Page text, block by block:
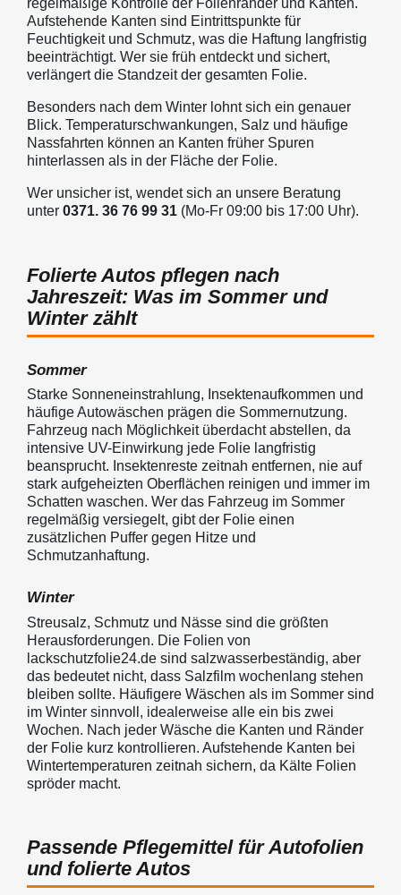
regelmäßige Kontrolle der Folienränder und Kanten.
Aufstehende Kanten sind Eintrittspunkte für
Feuchtigkeit und Schmutz, was die Haftung langfristig
beeinträchtigt. Wer sie früh entdeckt und sichert,
verlängert die Standzeit der gesamten Folie.
Besonders nach dem Winter lohnt sich ein genauer
Blick. Temperaturschwankungen, Salz und häufige
Nassfahrten können an Kanten früher Spuren
hinterlassen als in der Fläche der Folie.
Wer unsicher ist, wendet sich an unsere Beratung
unter 0371. 36 76 99 31 (Mo-Fr 09:00 bis 17:00 Uhr).
Folierte Autos pflegen nach
Jahreszeit: Was im Sommer und
Winter zählt
Sommer
Starke Sonneneinstrahlung, Insektenaufkommen und
häufige Autowäschen prägen die Sommernutzung.
Fahrzeug nach Möglichkeit überdacht abstellen, da
intensive UV-Einwirkung jede Folie langfristig
beansprucht. Insektenreste zeitnah entfernen, nie auf
stark aufgeheizten Oberflächen reinigen und immer im
Schatten waschen. Wer das Fahrzeug im Sommer
regelmäßig versiegelt, gibt der Folie einen
zusätzlichen Puffer gegen Hitze und
Schmutzanhaftung.
Winter
Streusalz, Schmutz und Nässe sind die größten
Herausforderungen. Die Folien von
lackschutzfolie24.de sind salzwasserbeständig, aber
das bedeutet nicht, dass Salzfilm wochenlang stehen
bleiben sollte. Häufigere Wäschen als im Sommer sind
im Winter sinnvoll, idealerweise alle ein bis zwei
Wochen. Nach jeder Wäsche die Kanten und Ränder
der Folie kurz kontrollieren. Aufstehende Kanten bei
Wintertemperaturen zeitnah sichern, da Kälte Folien
spröder macht.
Passende Pflegemittel für Autofolien
und folierte Autos